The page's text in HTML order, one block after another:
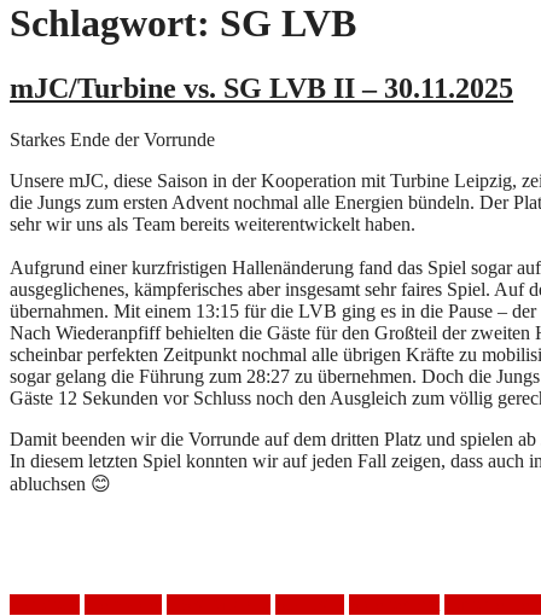
Schlagwort: SG LVB
mJC/Turbine vs. SG LVB II – 30.11.2025
Starkes Ende der Vorrunde
Unsere mJC, diese Saison in der Kooperation mit Turbine Leipzig,
die Jungs zum ersten Advent nochmal alle Energien bündeln. Der
sehr wir uns als Team bereits weiterentwickelt haben.
Aufgrund einer kurzfristigen Hallenänderung fand das Spiel sogar
ausgeglichenes, kämpferisches aber insgesamt sehr faires Spiel.
übernahmen. Mit einem 13:15 für die LVB ging es in die Pause –
Nach Wiederanpfiff behielten die Gäste für den Großteil der zweiten
scheinbar perfekten Zeitpunkt nochmal alle übrigen Kräfte zu
sogar gelang die Führung zum 28:27 zu übernehmen. Doch die
Gäste 12 Sekunden vor Schluss noch den Ausgleich zum völlig
Damit beenden wir die Vorrunde auf dem dritten Platz und spielen
In diesem letzten Spiel konnten wir auf jeden Fall zeigen, dass
abluchsen 😊